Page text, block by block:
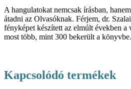
A hangulatokat nemcsak írásban,
átadni az Olvasóknak. Férjem, dr.
fényképet készített az elmúlt években
most több, mint 300 bekerült a könyvbe.
Kapcsolódó termékek